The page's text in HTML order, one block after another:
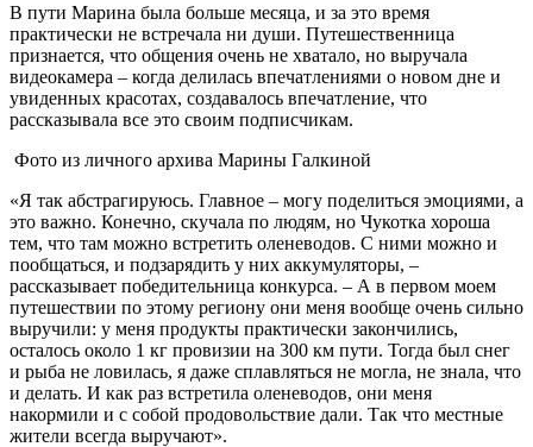
В пути Марина была больше месяца, и за это время
практически не встречала ни души. Путешественница
признается, что общения очень не хватало, но выручала
видеокамера – когда делилась впечатлениями о новом дне и
увиденных красотах, создавалось впечатление, что
рассказывала все это своим подписчикам.
Фото из личного архива Марины Галкиной
«Я так абстрагируюсь. Главное – могу поделиться эмоциями, а
это важно. Конечно, скучала по людям, но Чукотка хороша
тем, что там можно встретить оленеводов. С ними можно и
пообщаться, и подзарядить у них аккумуляторы, –
рассказывает победительница конкурса. – А в первом моем
путешествии по этому региону они меня вообще очень сильно
выручили: у меня продукты практически закончились,
осталось около 1 кг провизии на 300 км пути. Тогда был снег
и рыба не ловилась, я даже сплавляться не могла, не знала, что
и делать. И как раз встретила оленеводов, они меня
накормили и с собой продовольствие дали. Так что местные
жители всегда выручают».